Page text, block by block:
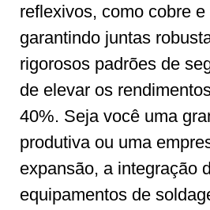
reflexivos, como cobre
garantindo juntas
rigorosos padrões de
de elevar os
40%. Seja você uma
produtiva ou uma
expansão, a integração
equipamentos de